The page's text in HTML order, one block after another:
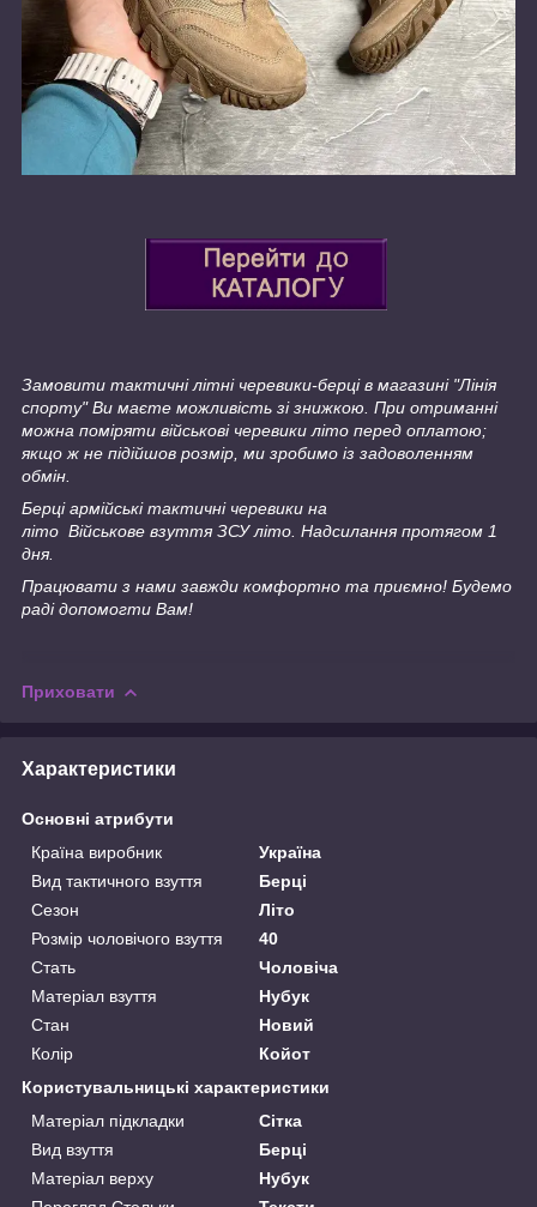
Замовити тактичні літні черевики-берці в магазині "Лінія
спорту" Ви маєте можливість зі знижкою. При отриманні
можна поміряти військові черевики літо перед оплатою;
якщо ж не підійшов розмір, ми зробимо із задоволенням
обмін.
Берці армійські тактичні черевики на
літо Військове взуття ЗСУ літо. Надсилання протягом 1
дня.
Працювати з нами завжди комфортно та приємно! Будемо
раді допомогти Вам!
Приховати
Характеристики
Основні атрибути
Країна виробник
Україна
Вид тактичного взуття
Берці
Сезон
Літо
Розмір чоловічого взуття
40
Стать
Чоловіча
Матеріал взуття
Нубук
Стан
Новий
Колір
Койот
Користувальницькі характеристики
Матеріал підкладки
Сітка
Вид взуття
Берці
Матеріал верху
Нубук